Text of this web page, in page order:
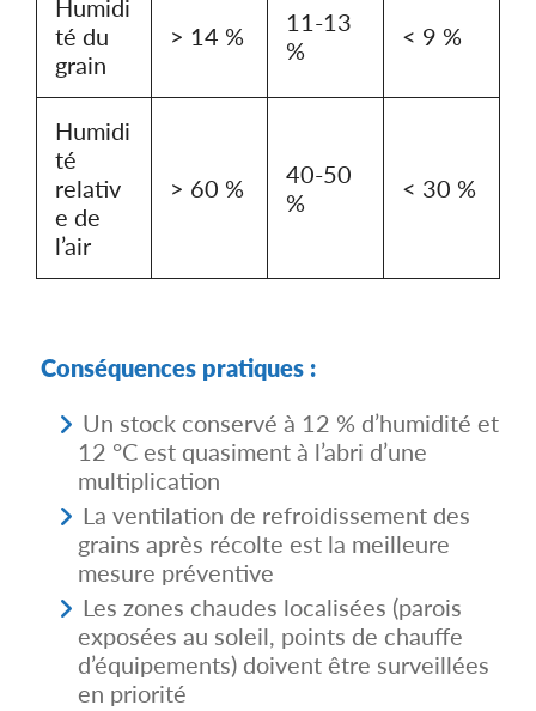
té du
grain
> 14 %
11-13
%
< 9 %
Humidi
té
relativ
e de
l’air
> 60 %
40-50
%
< 30 %
Conséquences pratiques :
Un stock conservé à 12 % d’humidité et
12 °C est quasiment à l’abri d’une
multiplication
La ventilation de refroidissement des
grains après récolte est la meilleure
mesure préventive
Les zones chaudes localisées (parois
exposées au soleil, points de chauffe
d’équipements) doivent être surveillées
en priorité